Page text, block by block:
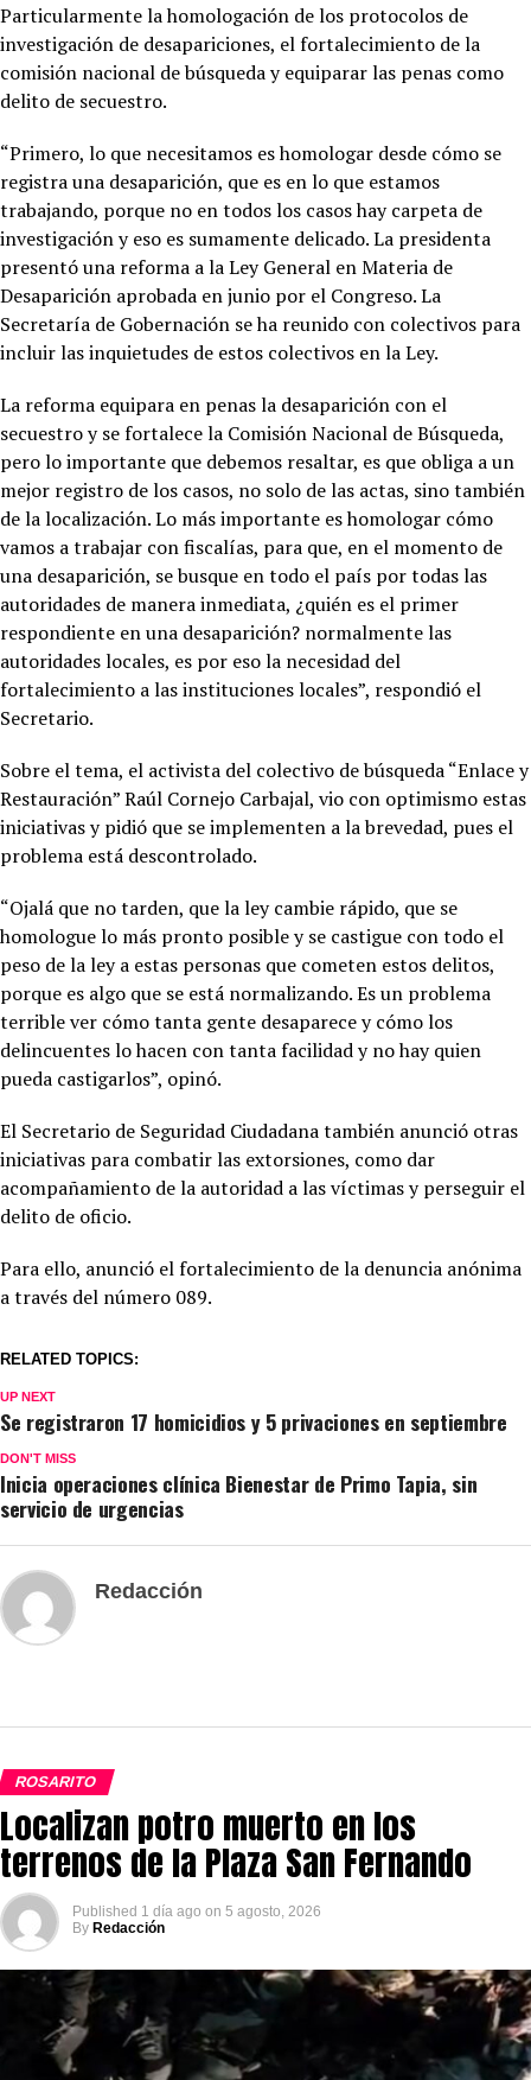
Particularmente la homologación de los protocolos de
investigación de desapariciones, el fortalecimiento de la
comisión nacional de búsqueda y equiparar las penas como
delito de secuestro.
“Primero, lo que necesitamos es homologar desde cómo se
registra una desaparición, que es en lo que estamos
trabajando, porque no en todos los casos hay carpeta de
investigación y eso es sumamente delicado. La presidenta
presentó una reforma a la Ley General en Materia de
Desaparición aprobada en junio por el Congreso. La
Secretaría de Gobernación se ha reunido con colectivos para
incluir las inquietudes de estos colectivos en la Ley.
La reforma equipara en penas la desaparición con el
secuestro y se fortalece la Comisión Nacional de Búsqueda,
pero lo importante que debemos resaltar, es que obliga a un
mejor registro de los casos, no solo de las actas, sino también
de la localización. Lo más importante es homologar cómo
vamos a trabajar con fiscalías, para que, en el momento de
una desaparición, se busque en todo el país por todas las
autoridades de manera inmediata, ¿quién es el primer
respondiente en una desaparición? normalmente las
autoridades locales, es por eso la necesidad del
fortalecimiento a las instituciones locales”, respondió el
Secretario.
Sobre el tema, el activista del colectivo de búsqueda “Enlace y
Restauración” Raúl Cornejo Carbajal, vio con optimismo estas
iniciativas y pidió que se implementen a la brevedad, pues el
problema está descontrolado.
“Ojalá que no tarden, que la ley cambie rápido, que se
homologue lo más pronto posible y se castigue con todo el
peso de la ley a estas personas que cometen estos delitos,
porque es algo que se está normalizando. Es un problema
terrible ver cómo tanta gente desaparece y cómo los
delincuentes lo hacen con tanta facilidad y no hay quien
pueda castigarlos”, opinó.
El Secretario de Seguridad Ciudadana también anunció otras
iniciativas para combatir las extorsiones, como dar
acompañamiento de la autoridad a las víctimas y perseguir el
delito de oficio.
Para ello, anunció el fortalecimiento de la denuncia anónima
a través del número 089.
RELATED TOPICS:
UP NEXT
Se registraron 17 homicidios y 5 privaciones en septiembre
DON'T MISS
Inicia operaciones clínica Bienestar de Primo Tapia, sin
servicio de urgencias
Redacción
ROSARITO
Localizan potro muerto en los
terrenos de la Plaza San Fernando
Published 1 día ago on 5 agosto, 2026
By Redacción